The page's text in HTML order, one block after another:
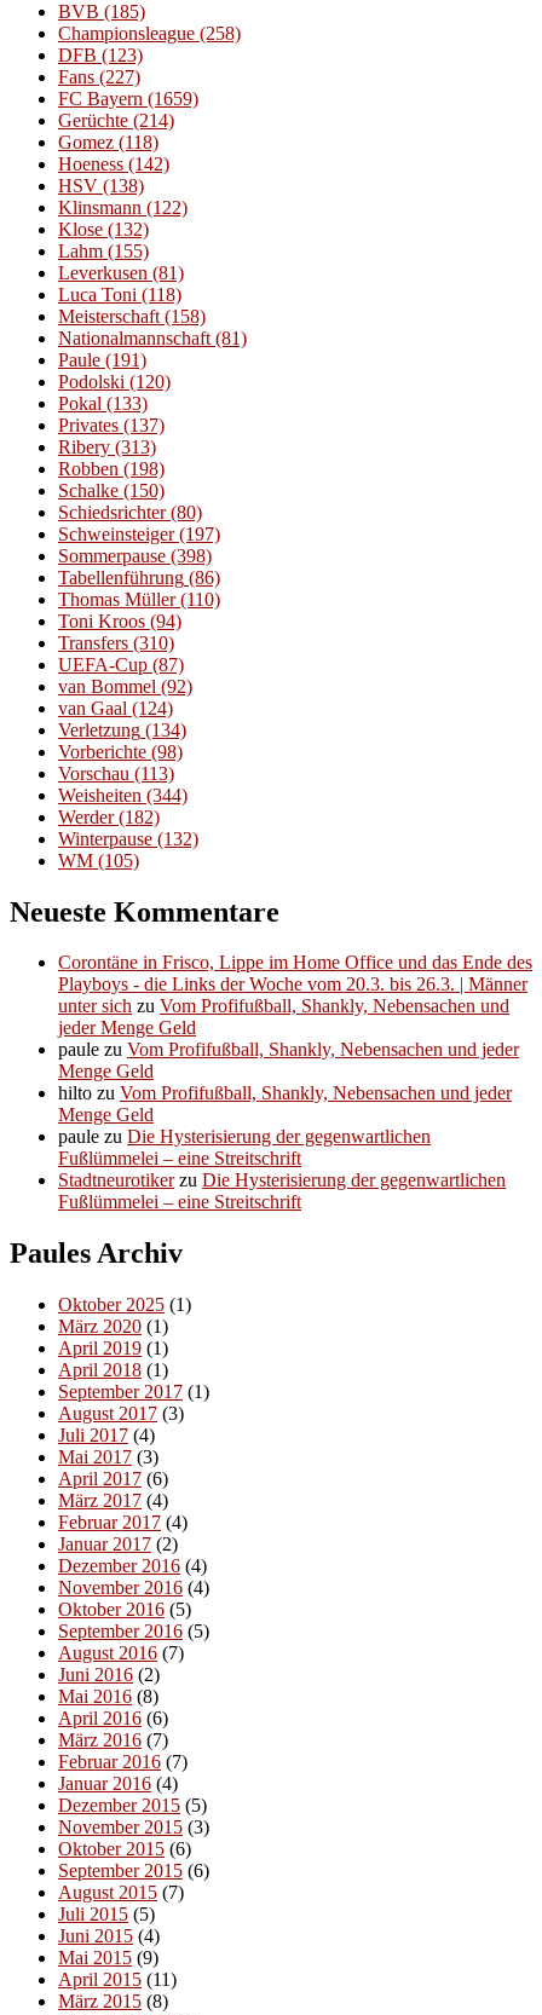
BVB (185)
Championsleague (258)
DFB (123)
Fans (227)
FC Bayern (1659)
Gerüchte (214)
Gomez (118)
Hoeness (142)
HSV (138)
Klinsmann (122)
Klose (132)
Lahm (155)
Leverkusen (81)
Luca Toni (118)
Meisterschaft (158)
Nationalmannschaft (81)
Paule (191)
Podolski (120)
Pokal (133)
Privates (137)
Ribery (313)
Robben (198)
Schalke (150)
Schiedsrichter(80)
Schweinsteiger(197)
Sommerpause (398)
Tabellenführung (86)
Thomas Müller(110)
Toni Kroos (94)
Transfers (310)
UEFA-Cup (87)
van Bommel (92)
van Gaal (124)
Verletzung (134)
Vorberichte (98)
Vorschau (113)
Weisheiten (344)
Werder(182)
Winterpause (132)
WM (105)
Neueste Kommentare
Corontäne in Frisco, Lippe im Home Office und das Ende des
Playboys - die Links der Woche vom 20.3. bis 26.3. | Männer
unter sich zu Vom Profifußball, Shankly, Nebensachen und
jeder Menge Geld
paule zu Vom Profifußball, Shankly, Nebensachen und jeder
Menge Geld
hilto zu Vom Profifußball, Shankly, Nebensachen und jeder
Menge Geld
paule zu Die Hysterisierung der gegenwartlichen
Fußlümmelei – eine Streitschrift
Stadtneurotikerzu Die Hysterisierung der gegenwartlichen
Fußlümmelei – eine Streitschrift
Paules Archiv
Oktober 2025 (1)
März 2020 (1)
April 2019 (1)
April 2018 (1)
September 2017 (1)
August 2017 (3)
Juli 2017 (4)
Mai 2017 (3)
April 2017 (6)
März 2017 (4)
Februar 2017 (4)
Januar 2017 (2)
Dezember 2016 (4)
November 2016 (4)
Oktober 2016 (5)
September 2016 (5)
August 2016 (7)
Juni 2016 (2)
Mai 2016 (8)
April 2016 (6)
März 2016 (7)
Februar 2016 (7)
Januar 2016 (4)
Dezember 2015 (5)
November 2015 (3)
Oktober 2015 (6)
September 2015 (6)
August 2015 (7)
Juli 2015 (5)
Juni 2015 (4)
Mai 2015 (9)
April 2015 (11)
März 2015 (8)